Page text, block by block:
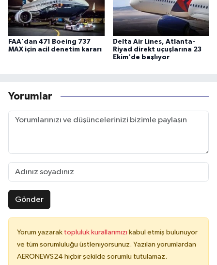
FAA'dan 471 Boeing 737
MAX için acil denetim kararı
Delta Air Lines, Atlanta-
Riyad direkt uçuşlarına 23
Ekim'de başlıyor
Yorumlar
Gönder
Yorum yazarak topluluk kurallarımızı kabul etmiş bulunuyor
ve tüm sorumluluğu üstleniyorsunuz. Yazılan yorumlardan
AERONEWS24 hiçbir şekilde sorumlu tutulamaz.